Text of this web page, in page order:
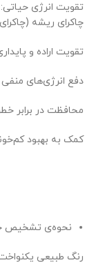
تقویت انرژی
چاکرای ریشه
تقویت اراده و
دفع انرژی‌های
محافظت در برابر
کمک به بهبود
نحوه‌ی تشخیص
رنگ طبیعی